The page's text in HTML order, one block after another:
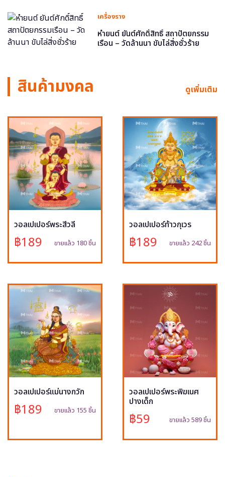
เครื่องราง
หำยนต์ ยันต์ศักดิ์สิทธิ์ สถาปัตยกรรม
เรือน – วัดล้านนา ขับไล่สิ่งชั่วร้าย
สินค้ามงคล ดูเพิ่มเติม
วอลเปเปอร์พระสีวลี
฿189 ขายแล้ว 180 ชิ้น
วอลเปเปอร์ท้าวกุเวร
฿189 ขายแล้ว 242 ชิ้น
วอลเปเปอร์แม่นางกวัก
฿189 ขายแล้ว 155 ชิ้น
วอลเปเปอร์พระพิฆเนศ
ปางเด็ก
฿59 ขายแล้ว 589 ชิ้น